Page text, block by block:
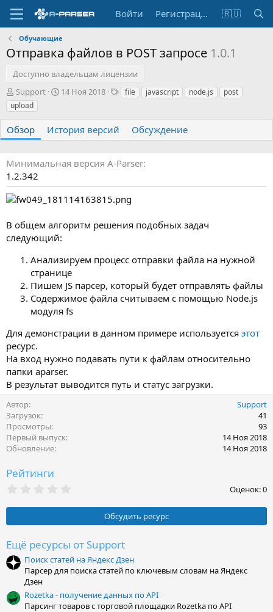
Войти Регистрация 🇷🇺
Обучающие
Отправка файлов в POST запросе 1.0.1
Доступно владельцам лицензии
А
в
т
о
р
Support
Д
с
д
н
и
14 Ноя 2018
Т file javascript node.js
post
upload
Обзор История версий Обсуждение
Минимальная версия A-Parser
1.2.342
В общем алгоритм решения подобных задач
следующий:
Анализируем процесс отправки файла на нужной
странице
Пишем JS парсер, который будет отправлять файлы
Содержимое файла считываем с помощью Node.js
модуля fs
Для демонстрации в данном примере используется этот
ресурс.
На вход нужно подавать пути к файлам относительно
папки aparser.
В результат выводится путь и статус загрузки.
Автор
Support
Загрузок
41
Просмотры
93
Первый выпуск
14 Ноя 2018
Обновление
14 Ноя 2018
Рейтинги
0
з
ё
з
д
Оценок: 0
Обсудить ресурс
Ещё ресурсы от Support
Поиск статей на Яндекс Дзен
Парсер для поиска статей по ключевым словам на Яндекс
Дзен
Rozetka - получение данных по API
Парсинг товаров с торговой площадки Rozetka по API